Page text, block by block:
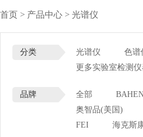
首页 > 产品中心 > 光谱仪
分类 光谱仪 色谱
更多实验室检测仪
品牌 全部
奥智品(美国)
FEI
海克斯